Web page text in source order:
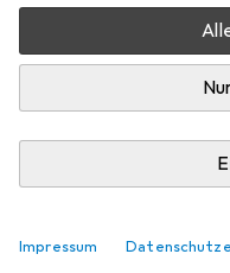
Impressum